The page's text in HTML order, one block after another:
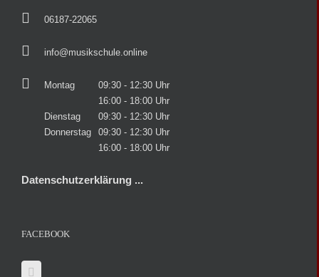
06187-22065
info@musikschule.online
Montag
09:30 - 12:30 Uhr
16:00 - 18:00 Uhr
Dienstag
09:30 - 12:30 Uhr
Donnerstag
09:30 - 12:30 Uhr
16:00 - 18:00 Uhr
Datenschutzerklärung ...
FACEBOOK